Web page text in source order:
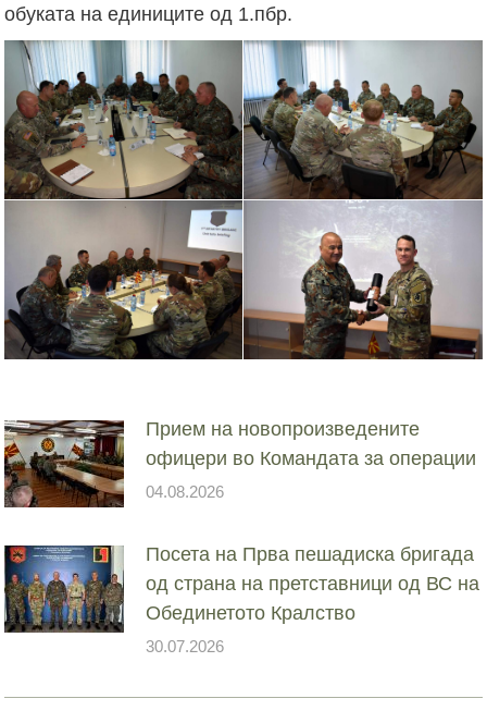
обуката на единиците од 1.пбр.
Прием на новопроизведените
офицери во Командата за операции
04.08.2026
Посета на Прва пешадиска бригада
од страна на претставници од ВС на
Обединетото Кралство
30.07.2026